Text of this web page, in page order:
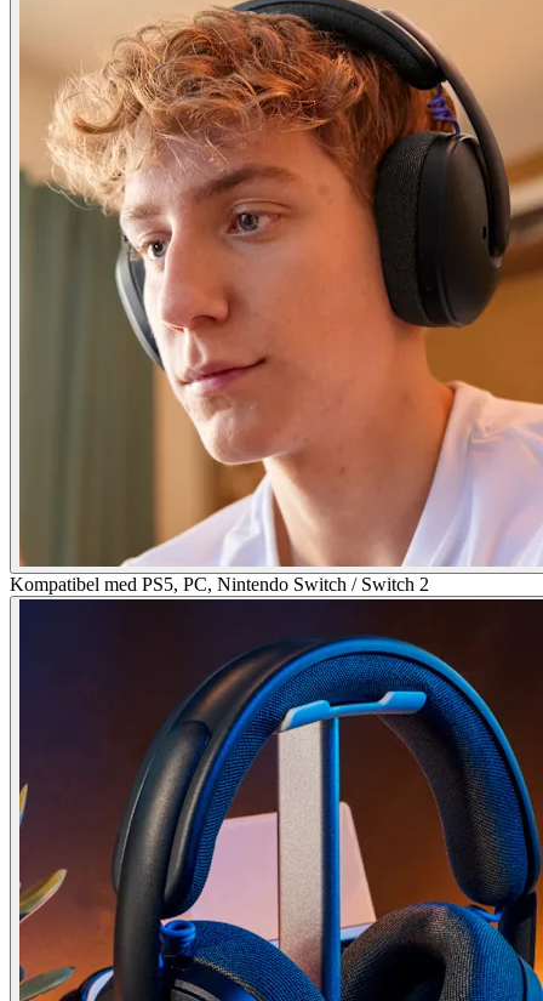
Kompatibel med PS5, PC, Nintendo Switch / Switch 2